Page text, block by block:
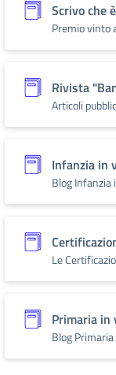
Scrivo che
Premio vinto
Rivista
Articoli
Infanzia in
Blog Infanzia
Le
Primaria in
Blog Primaria